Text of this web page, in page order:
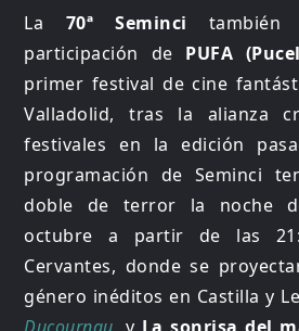
La 70ª Seminci también
participación de PUFA
primer festival de cine
Valladolid, tras la alianza
festivales en la edición
programación de Seminci
doble de terror la noche
octubre a partir de las
Cervantes, donde se
género inéditos en Castilla y